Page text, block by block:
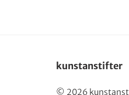
kunstanstifter
© 2026